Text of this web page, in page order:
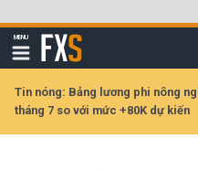
qua
đi
đến
MENU
Hiển
thị
hướng
FXStreet
Tin nóng: Bảng lương phi nông
tháng 7 so với mức +80K dự kiến